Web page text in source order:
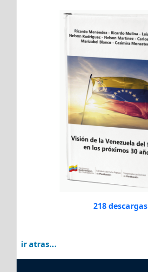
218 descargas
ir atras...